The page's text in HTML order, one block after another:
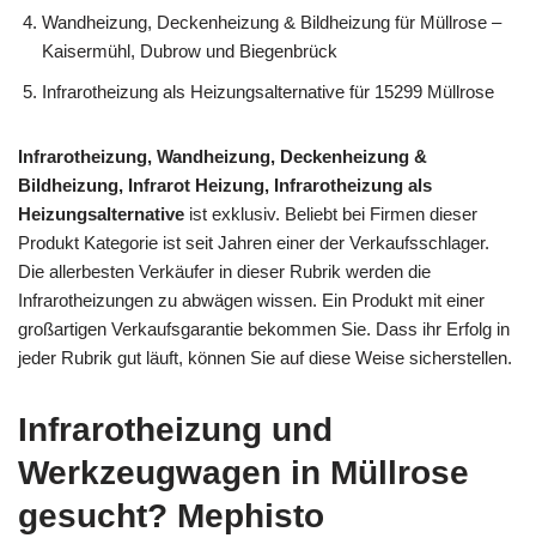
Wandheizung, Deckenheizung & Bildheizung für Müllrose –
Kaisermühl, Dubrow und Biegenbrück
Infrarotheizung als Heizungsalternative für 15299 Müllrose
Infrarotheizung, Wandheizung, Deckenheizung &
Bildheizung, Infrarot Heizung, Infrarotheizung als
Heizungsalternative ist exklusiv. Beliebt bei Firmen dieser
Produkt Kategorie ist seit Jahren einer der Verkaufsschlager.
Die allerbesten Verkäufer in dieser Rubrik werden die
Infrarotheizungen zu abwägen wissen. Ein Produkt mit einer
großartigen Verkaufsgarantie bekommen Sie. Dass ihr Erfolg in
jeder Rubrik gut läuft, können Sie auf diese Weise sicherstellen.
Infrarotheizung und
Werkzeugwagen in Müllrose
gesucht? Mephisto